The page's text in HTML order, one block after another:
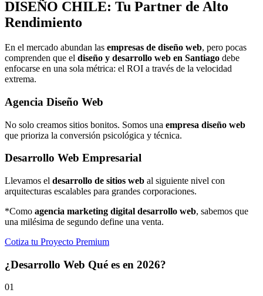
DISEÑO CHILE: Tu Partner de Alto
Rendimiento
En el mercado abundan las empresas de diseño web, pero pocas
comprenden que el diseño y desarrollo web en Santiago debe
enfocarse en una sola métrica: el ROI a través de la velocidad
extrema.
Agencia Diseño Web
No solo creamos sitios bonitos. Somos una empresa diseño web
que prioriza la conversión psicológica y técnica.
Desarrollo Web Empresarial
Llevamos el desarrollo de sitios web al siguiente nivel con
arquitecturas escalables para grandes corporaciones.
*Como agencia marketing digital desarrollo web, sabemos que
una milésima de segundo define una venta.
Cotiza tu Proyecto Premium
¿Desarrollo Web Qué es en 2026?
01